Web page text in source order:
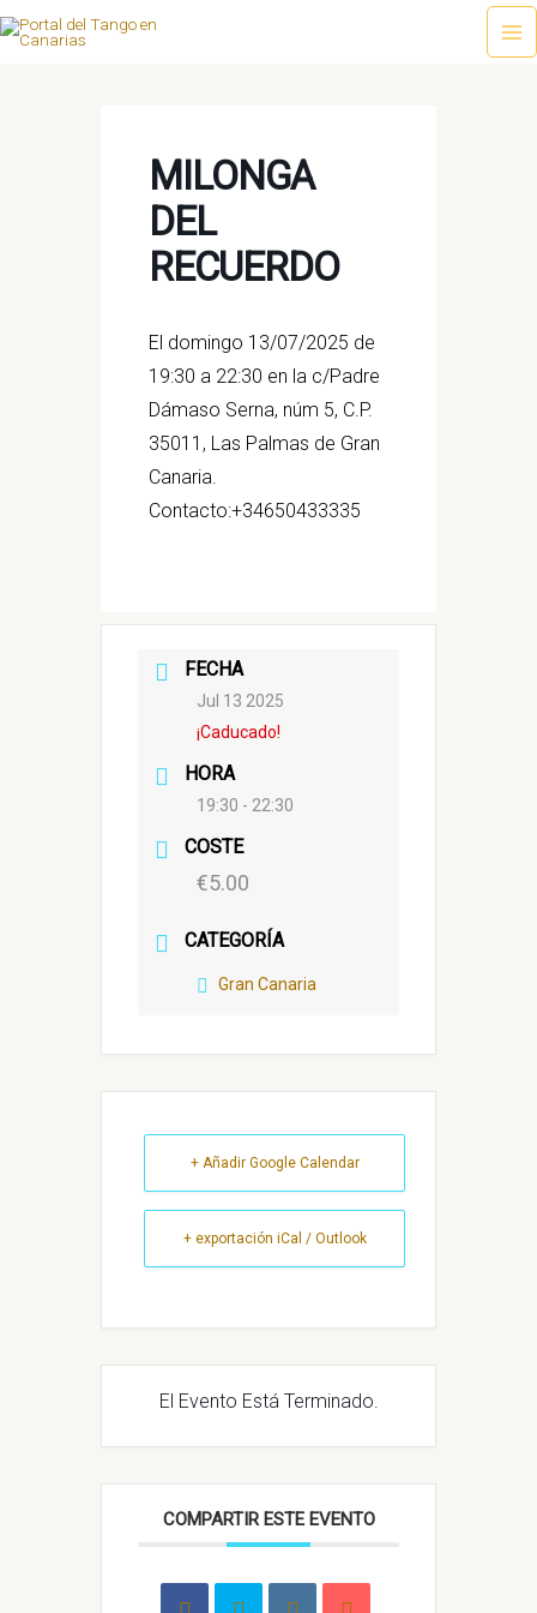
Ir
MILONGA
DEL
RECUERDO
El domingo 13/07/2025 de
19:30 a 22:30 en la c/Padre
Dámaso Serna, núm 5, C.P.
35011, Las Palmas de Gran
Canaria.
Contacto:+34650433335
FECHA
Jul 13 2025
¡Caducado!
HORA
19:30 - 22:30
COSTE
€5.00
CATEGORÍA
Gran Canaria
+ Añadir Google Calendar
+ exportación iCal / Outlook
El Evento Está Terminado.
COMPARTIR ESTE EVENTO